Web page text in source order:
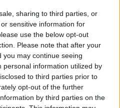
sharing to third parties, or
sensitive information for
use the below opt-out
Please note that after your
may continue seeing
personal information utilized by
to third parties prior to
opt-out of the further
by third parties on the
törvénytisztelő polgár